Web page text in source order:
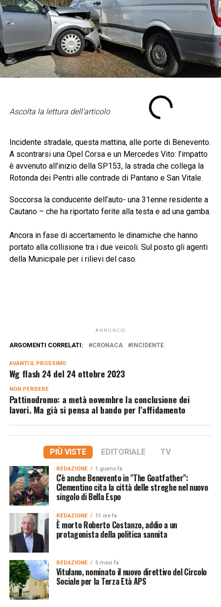
Ascolta la lettura dell'articolo
Incidente stradale, questa mattina, alle porte di Benevento.
A scontrarsi una Opel Corsa e un Mercedes Vito: l’impatto
è avvenuto all’inizio della SP153, la strada che collega la
Rotonda dei Pentri alle contrade di Pantano e San Vitale.
Soccorsa la conducente dell’auto- una 31enne residente a
Cautano – che ha riportato ferite alla testa e ad una gamba.
Ancora in fase di accertamento le dinamiche che hanno
portato alla collisione tra i due veicoli. Sul posto gli agenti
della Municipale per i rilievi del caso.
ANNUNCIO
ARGOMENTI CORRELATI: CRONACA INCIDENTE
AVANTI IL ​​PROSSIMO
Wg flash 24 del 24 ottobre 2023
NON PERDERE
Pattinodromo: a metà novembre la conclusione dei
lavori. Ma già si pensa al bando per l’affidamento
PIÙ VISTE EDITORIALE TV
REDAZIONE 1 giorno fa
C'è anche Benevento in "The Goatfather":
Clementino cita la città delle streghe nel nuovo
singolo di Bella Espo
REDAZIONE 11 ore fa
È morto Roberto Costanzo, addio a un
protagonista della politica sannita
REDAZIONE 5 mesi fa
Vitulano, nominato il nuovo direttivo del Circolo
Sociale per la Terza Età APS